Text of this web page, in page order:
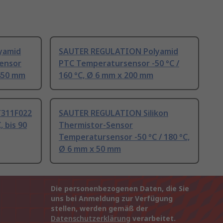
mm
SAUTER REGULATION Polyamid
PTC Temperatursensor -50 °C /
160 °C, Ø 6 mm x 200 mm
bis 90
SAUTER REGULATION Silikon
Thermistor-Sensor
Temperatursensor -50 °C / 180 °C,
Ø 6 mm x 50 mm
Die personenbezogenen Daten, die Sie
uns bei Anmeldung zur Verfügung
stellen, werden gemäß der
Datenschutzerklärung verarbeitet.